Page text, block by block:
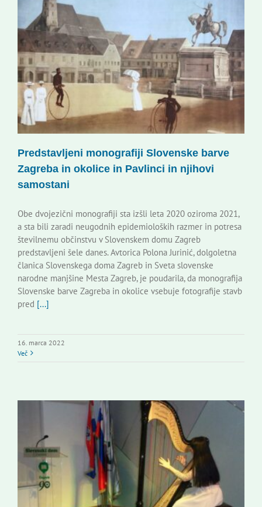
Svet
Kontakti
Novi odmev – naše glasilo
Založništvo
Predstavljeni monografiji Slovenske barve
Zagreba in okolice in Pavlinci in njihovi
samostani
Obe dvojezični monografiji sta izšli leta 2020 oziroma 2021,
a sta bili zaradi neugodnih epidemioloških razmer in potresa
številnemu občinstvu v Slovenskem domu Zagreb
predstavljeni šele danes. Avtorica Polona Jurinić, dolgoletna
članica Slovenskega doma Zagreb in Sveta slovenske
narodne manjšine Mesta Zagreb, je poudarila, da monografija
Slovenske barve Zagreba in okolice vsebuje fotografije stavb
pred [...]
16. marca 2022
Več